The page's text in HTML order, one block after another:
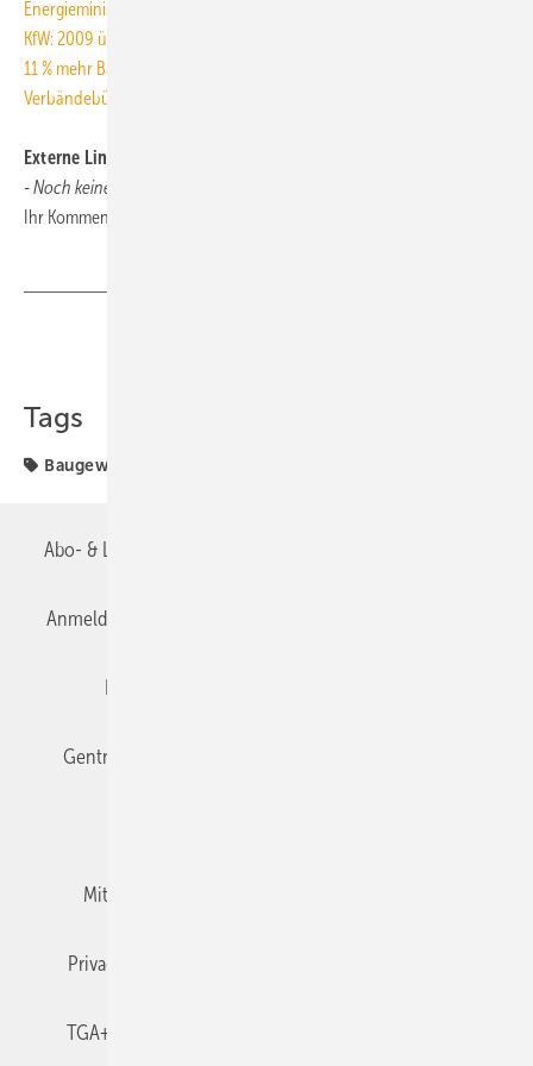
Energieminister bestätigen Gebäuderichtlinie
KfW: 2009 über 8 Mrd. Euro für Energieeffizienz
11 % mehr Baugenehmigungen in 2010
Verbändebündnis: Wende bei Wohnungsbaupolitik gefordert
Externe Links und Links unserer Leser
- Noch keine vorhanden -
Ihr Kommentar oder Link zum Thema:
Tags
Baugewerbe
Abo- & Leserservice
Anmelden
Gentner Verlag
Mitgliedschaften und Engagement
Privacy Manager
TGA+E-WissensCheck